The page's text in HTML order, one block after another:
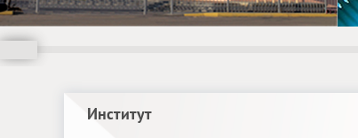
Институт